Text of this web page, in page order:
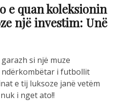
e quan koleksionin
një investim: Unë
si një muze
i futbollit
e tij luksoze janë vetëm
i nget ato!!